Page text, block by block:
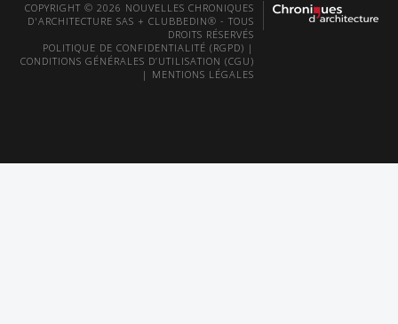
COPYRIGHT © 2026 NOUVELLES CHRONIQUES
D'ARCHITECTURE SAS + CLUBBEDIN® - TOUS
DROITS RÉSERVÉS
POLITIQUE DE CONFIDENTIALITÉ (RGPD) |
CONDITIONS GÉNÉRALES D’UTILISATION (CGU)
| MENTIONS LÉGALES